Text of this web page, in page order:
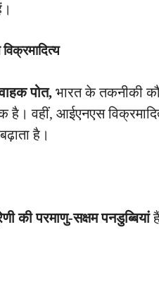
पोत, भारत के तकनीकी
है। वहीं, आईएनएस
है।
की परमाणु-सक्षम पनडुब्बियां